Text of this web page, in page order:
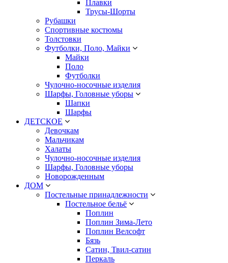
Плавки
Трусы-Шорты
Рубашки
Спортивные костюмы
Толстовки
Футболки, Поло, Майки
Майки
Поло
Футболки
Чулочно-носочные изделия
Шарфы, Головные уборы
Шапки
Шарфы
ДЕТСКОЕ
Девочкам
Мальчикам
Халаты
Чулочно-носочные изделия
Шарфы, Головные уборы
Новорожденным
ДОМ
Постельные принадлежности
Постельное бельё
Поплин
Поплин Зима-Лето
Поплин Велсофт
Бязь
Сатин, Твил-сатин
Перкаль